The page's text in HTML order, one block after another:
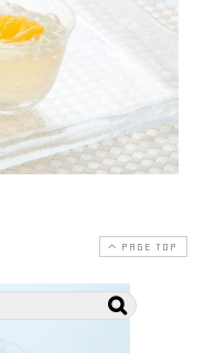
PAGE TOP